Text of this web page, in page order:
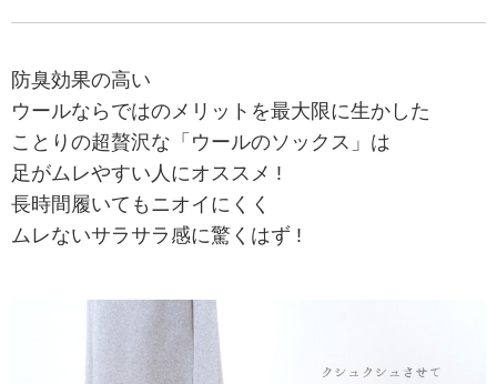
防臭効果の高い
ウールならではのメリットを最大限に生かした
ことりの超贅沢な「ウールのソックス」は
足がムレやすい人にオススメ !
長時間履いてもニオイにくく
ムレないサラサラ感に驚くはず !